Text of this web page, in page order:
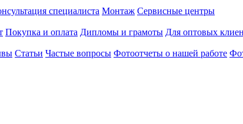
специалиста Монтаж Сервисные центры
Покупка и оплата Дипломы и грамоты Для оптовых
Статьи Частые вопросы Фотоотчеты о нашей работе